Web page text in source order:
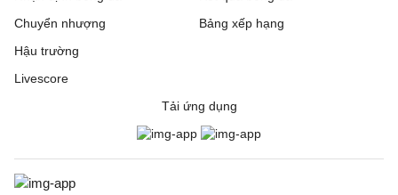
Chuyển nhượng
Hậu trường
Livescore
Bảng xếp hạng
Tải ứng dụng